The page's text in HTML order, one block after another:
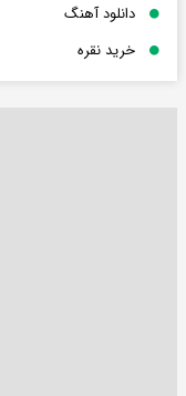
دانلود آهنگ
خرید نقره